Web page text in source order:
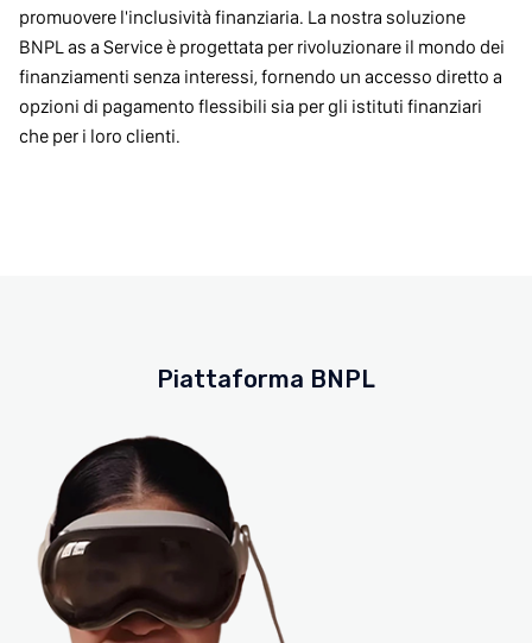
promuovere l'inclusività finanziaria. La nostra soluzione
BNPL as a Service è progettata per rivoluzionare il mondo dei
finanziamenti senza interessi, fornendo un accesso diretto a
opzioni di pagamento flessibili sia per gli istituti finanziari
che per i loro clienti.
Piattaforma BNPL